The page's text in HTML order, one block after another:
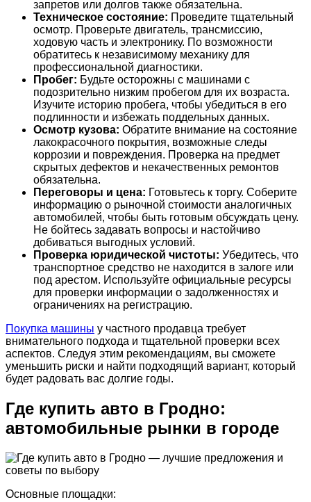
запретов или долгов также обязательна.
Техническое состояние: Проведите тщательный
осмотр. Проверьте двигатель, трансмиссию,
ходовую часть и электронику. По возможности
обратитесь к независимому механику для
профессиональной диагностики.
Пробег: Будьте осторожны с машинами с
подозрительно низким пробегом для их возраста.
Изучите историю пробега, чтобы убедиться в его
подлинности и избежать поддельных данных.
Осмотр кузова: Обратите внимание на состояние
лакокрасочного покрытия, возможные следы
коррозии и повреждения. Проверка на предмет
скрытых дефектов и некачественных ремонтов
обязательна.
Переговоры и цена: Готовьтесь к торгу. Соберите
информацию о рыночной стоимости аналогичных
автомобилей, чтобы быть готовым обсуждать цену.
Не бойтесь задавать вопросы и настойчиво
добиваться выгодных условий.
Проверка юридической чистоты: Убедитесь, что
транспортное средство не находится в залоге или
под арестом. Используйте официальные ресурсы
для проверки информации о задолженностях и
ограничениях на регистрацию.
Покупка машины у частного продавца требует
внимательного подхода и тщательной проверки всех
аспектов. Следуя этим рекомендациям, вы сможете
уменьшить риски и найти подходящий вариант, который
будет радовать вас долгие годы.
Где купить авто в Гродно:
автомобильные рынки в городе
Основные площадки: